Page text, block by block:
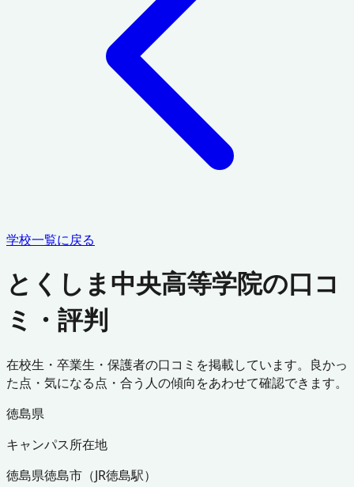
学校一覧に戻る
とくしま中央高等学院の口コ
ミ・評判
在校生・卒業生・保護者の口コミを掲載しています。良かっ
た点・気になる点・合う人の傾向をあわせて確認できます。
徳島県
キャンパス所在地
徳島県徳島市 （JR徳島駅）